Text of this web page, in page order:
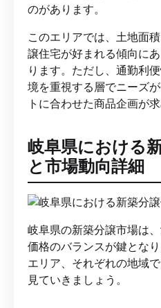
のがあります。
このエリアでは、土地面
譲住宅が好まれる傾向に
ります。ただし、通勤利
境を重視する層でニーズ
トに合わせた商品企画が求
岐阜県における
と市場動向詳細
岐阜県の新築分譲市場は
価格のバランスが鍵とな
エリア、それぞれの地域
見ていきましょう。